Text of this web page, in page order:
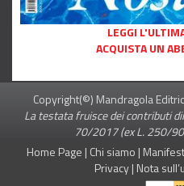
LEGGI
ACQUISTA UN
Copyright(©) Mandragola
La testata fruisce dei contributi
70/2017 (ex L. 250/
Home Page | Chi siamo |
Privacy| Nota